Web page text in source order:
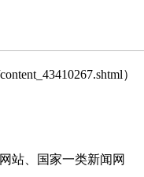
）
站、国家一类新闻网